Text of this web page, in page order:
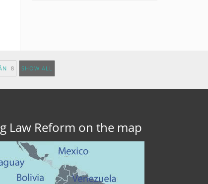
8 SHOW ALL
Law Reform on the map